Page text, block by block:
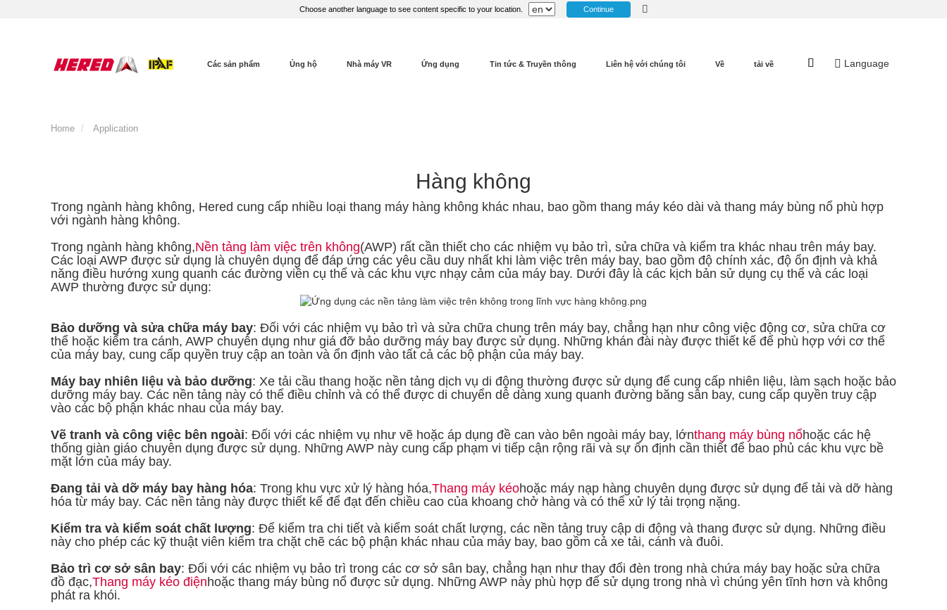
Choose another language to see content specific to your location. Continue
Các sản phẩm Ủng hộ Nhà máy VR Ứng dụng Tin tức & Truyền thông Liên hệ với chúng tôi Về tải về Language
Home Application
Hàng không
Trong ngành hàng không, Hered cung cấp nhiều loại thang máy hàng không khác nhau, bao gồm thang máy kéo dài và thang máy bùng nổ phù hợp
với ngành hàng không.
Trong ngành hàng không,Nền tảng làm việc trên không(AWP) rất cần thiết cho các nhiệm vụ bảo trì, sửa chữa và kiểm tra khác nhau trên máy bay.
Các loại AWP được sử dụng là chuyên dụng để đáp ứng các yêu cầu duy nhất khi làm việc trên máy bay, bao gồm độ chính xác, độ ổn định và khả
năng điều hướng xung quanh các đường viền cụ thể và các khu vực nhạy cảm của máy bay. Dưới đây là các kịch bản sử dụng cụ thể và các loại
AWP thường được sử dụng:
Bảo dưỡng và sửa chữa máy bay: Đối với các nhiệm vụ bảo trì và sửa chữa chung trên máy bay, chẳng hạn như công việc động cơ, sửa chữa cơ
thể hoặc kiểm tra cánh, AWP chuyên dụng như giá đỡ bảo dưỡng máy bay được sử dụng. Những khán đài này được thiết kế để phù hợp với cơ thể
của máy bay, cung cấp quyền truy cập an toàn và ổn định vào tất cả các bộ phận của máy bay.
Máy bay nhiên liệu và bảo dưỡng: Xe tải cầu thang hoặc nền tảng dịch vụ di động thường được sử dụng để cung cấp nhiên liệu, làm sạch hoặc bảo
dưỡng máy bay. Các nền tảng này có thể điều chỉnh và có thể được di chuyển dễ dàng xung quanh đường băng sân bay, cung cấp quyền truy cập
vào các bộ phận khác nhau của máy bay.
Vẽ tranh và công việc bên ngoài: Đối với các nhiệm vụ như vẽ hoặc áp dụng đề can vào bên ngoài máy bay, lớnthang máy bùng nổhoặc các hệ
thống giàn giáo chuyên dụng được sử dụng. Những AWP này cung cấp phạm vi tiếp cận rộng rãi và sự ổn định cần thiết để bao phủ các khu vực bề
mặt lớn của máy bay.
Đang tải và dỡ máy bay hàng hóa: Trong khu vực xử lý hàng hóa,Thang máy kéohoặc máy nạp hàng chuyên dụng được sử dụng để tải và dỡ hàng
hóa từ máy bay. Các nền tảng này được thiết kế để đạt đến chiều cao của khoang chở hàng và có thể xử lý tải trọng nặng.
Kiểm tra và kiểm soát chất lượng: Để kiểm tra chi tiết và kiểm soát chất lượng, các nền tảng truy cập di động và thang được sử dụng. Những điều
này cho phép các kỹ thuật viên kiểm tra chặt chẽ các bộ phận khác nhau của máy bay, bao gồm cả xe tải, cánh và đuôi.
Bảo trì cơ sở sân bay: Đối với các nhiệm vụ bảo trì trong các cơ sở sân bay, chẳng hạn như thay đổi đèn trong nhà chứa máy bay hoặc sửa chữa
đồ đạc,Thang máy kéo điệnhoặc thang máy bùng nổ được sử dụng. Những AWP này phù hợp để sử dụng trong nhà vì chúng yên tĩnh hơn và không
phát ra khói.